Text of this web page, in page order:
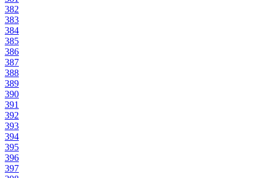
382
383
384
385
386
387
388
389
390
391
392
393
394
395
396
397